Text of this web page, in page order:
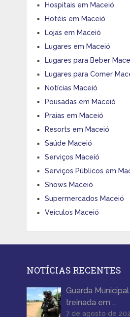
Hospitais em Maceió
Hotéis em Maceió
Lojas em Maceió
Lugares em Maceió
Lugares para Beber
Lugares para Comer
Notícias Maceió
Pousadas em Maceió
Praias em Maceió
Resorts em Maceió
Saúde Maceió
Serviços Maceió
Serviços Públicos em
Shows Maceió
Supermercados Maceió
Veículos Maceió
NOTÍCIAS RECENTES
Guarda
treinada em …
7 de agosto de